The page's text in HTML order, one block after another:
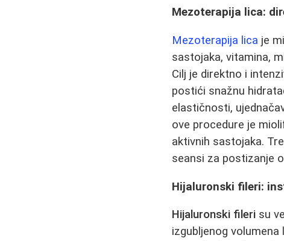
Mezoterapija lica:
Mezoterapija lica je
sastojaka, vitamina,
Cilj je direktno i
postići snažnu
elastičnosti,
ove procedure je
aktivnih sastojaka.
seansi za postizanje
Hijaluronski fileri:
Hijaluronski fileri su
izgubljenog volumena